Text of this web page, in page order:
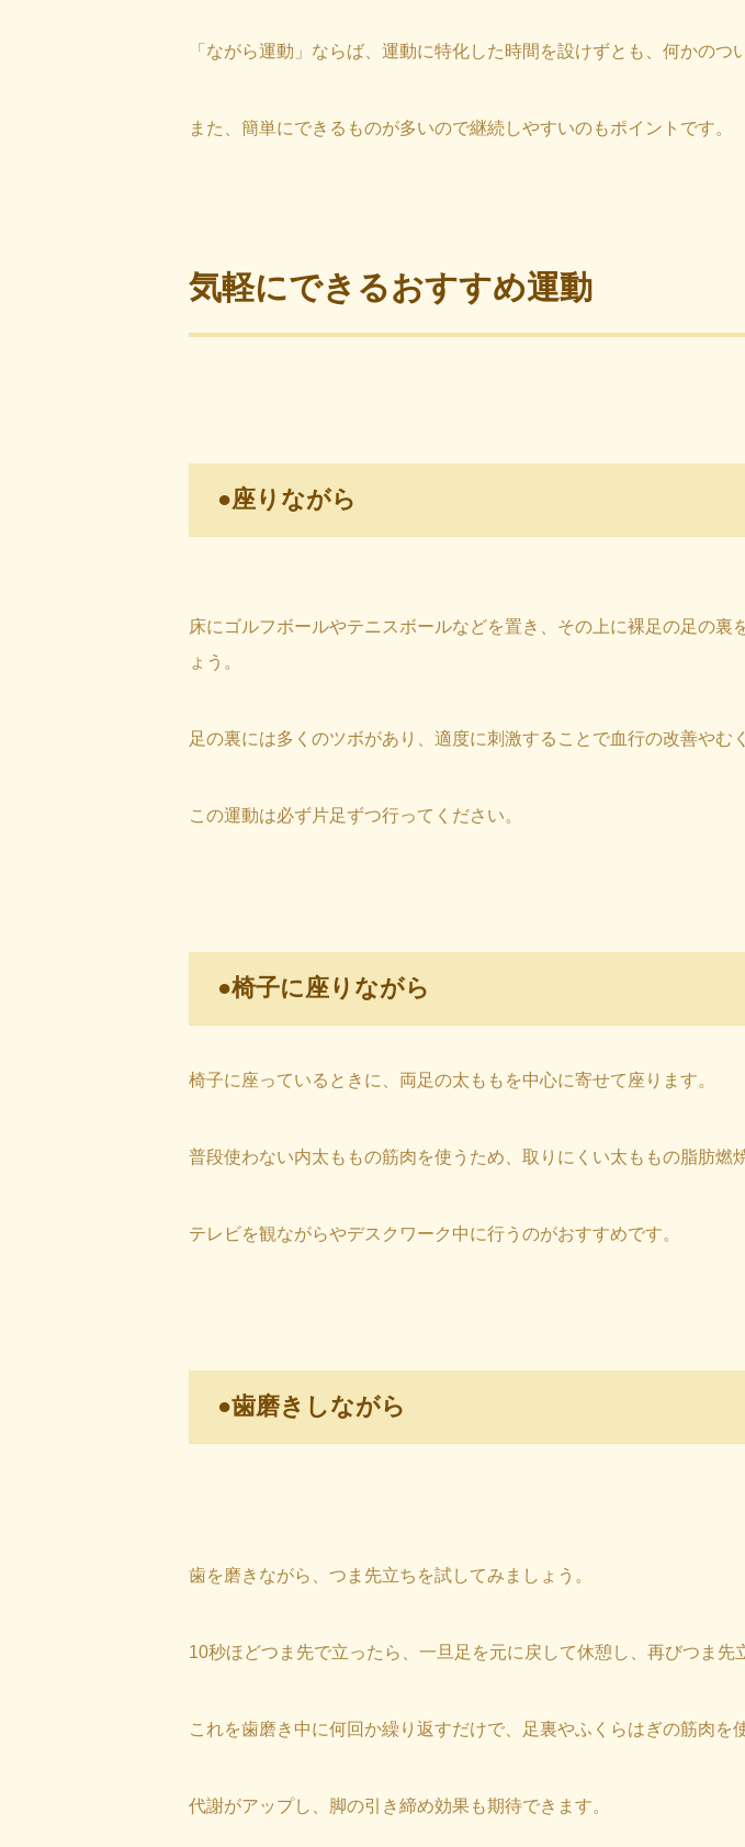
「ながら運動」ならば、運動に特化した時間を設けずとも、何かの
また、簡単にできるものが多いので継続しやすいのもポイントです。
気軽にできるおすすめ運動
●座りながら
床にゴルフボールやテニスボールなどを置き、その上に裸足の足の
ょう。
足の裏には多くのツボがあり、適度に刺激することで血行の改善やむ
この運動は必ず片足ずつ行ってください。
●椅子に座りながら
椅子に座っているときに、両足の太ももを中心に寄せて座ります。
普段使わない内太ももの筋肉を使うため、取りにくい太ももの脂肪燃
テレビを観ながらやデスクワーク中に行うのがおすすめです。
●歯磨きしながら
歯を磨きながら、つま先立ちを試してみましょう。
10秒ほどつま先で立ったら、一旦足を元に戻して休憩し、再びつま先
これを歯磨き中に何回か繰り返すだけで、足裏やふくらはぎの筋肉を
代謝がアップし、脚の引き締め効果も期待できます。